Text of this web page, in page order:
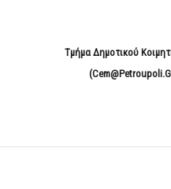
Τμήμα Δημοτικού